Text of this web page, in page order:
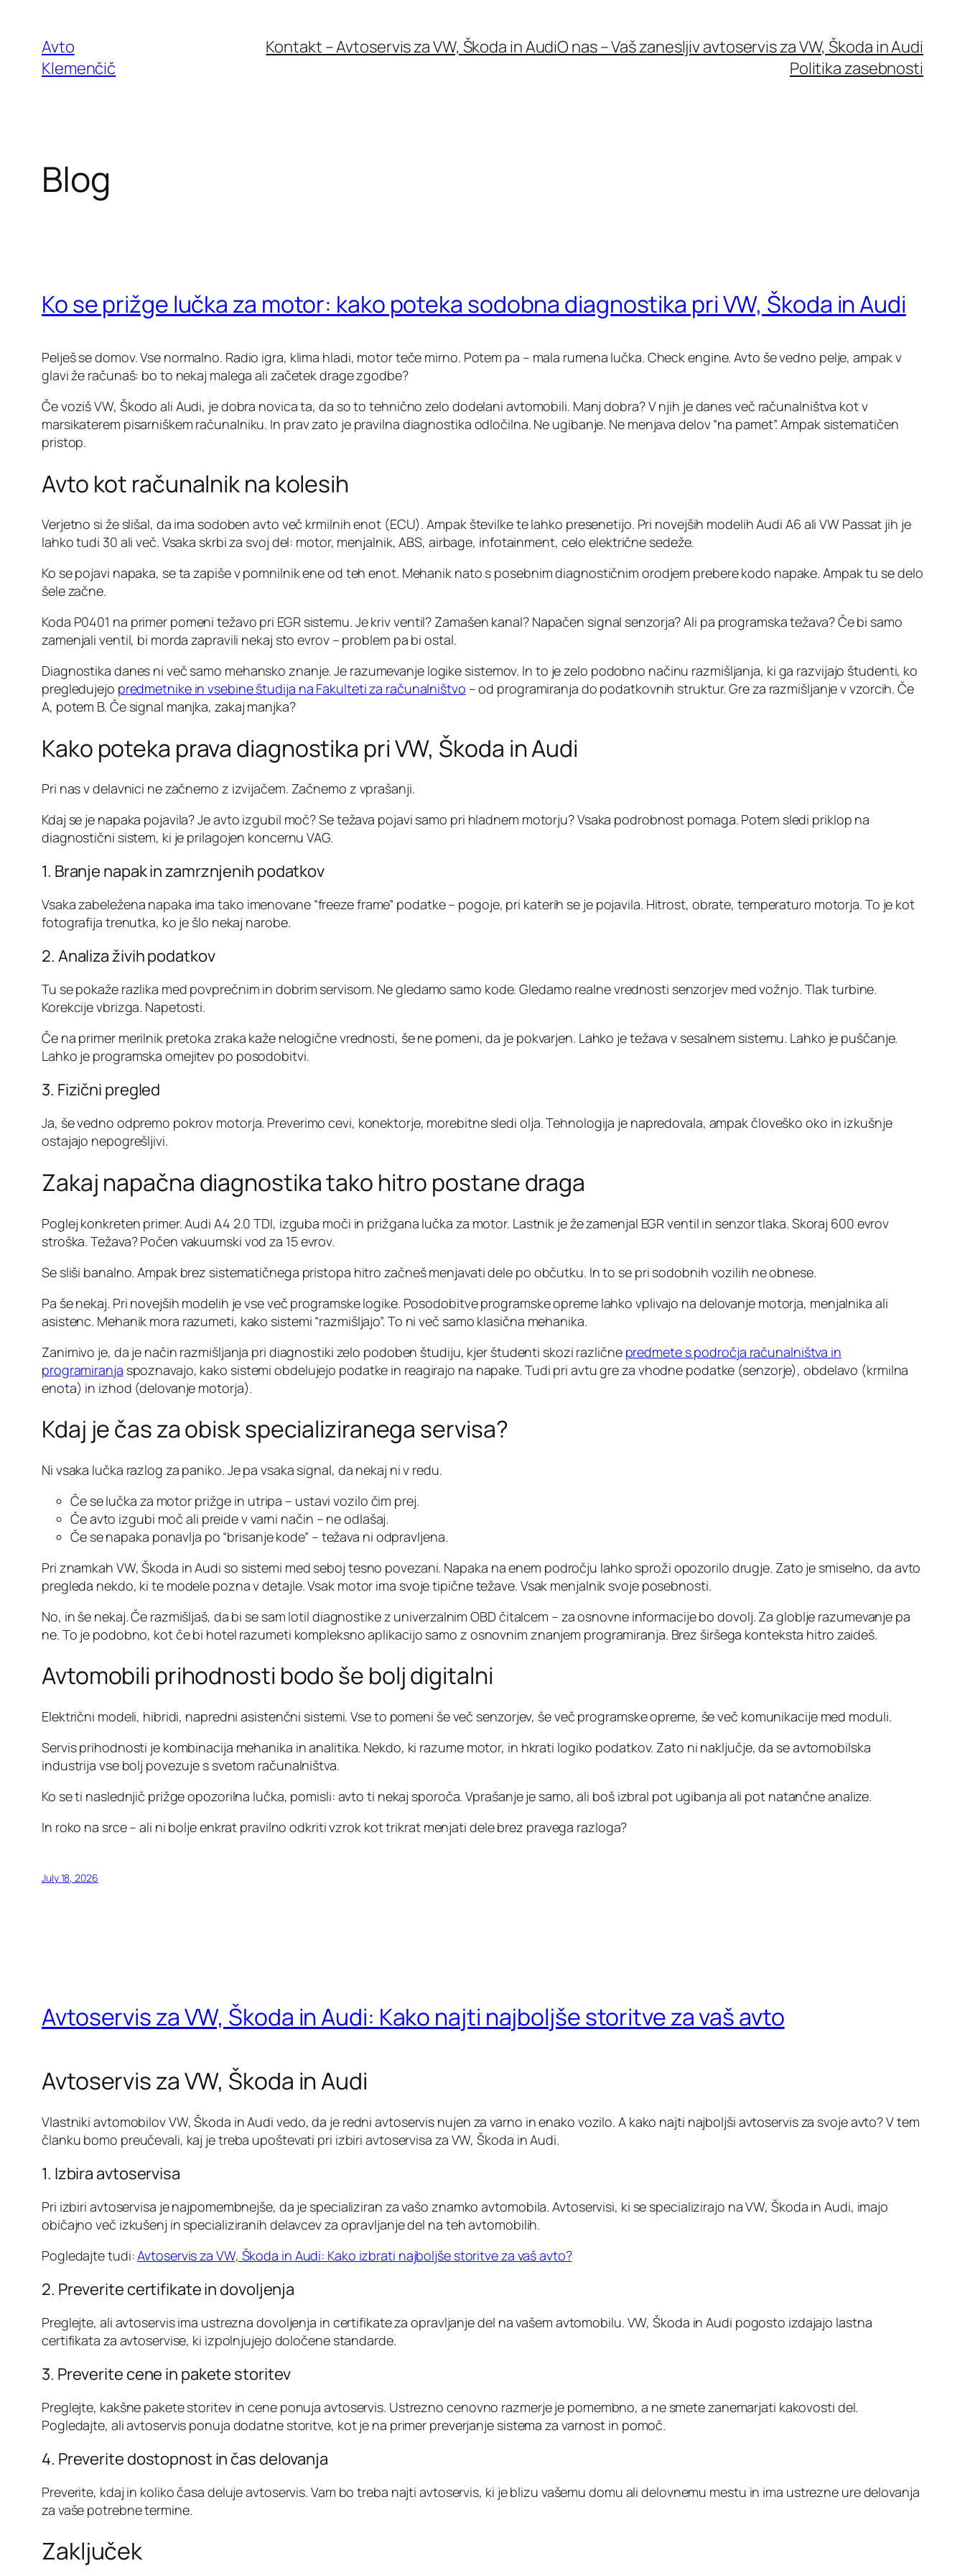
content
Avto
Klemenčič
Kontakt – Avtoservis za VW, Škoda in AudiO nas – Vaš zanesljiv avtoservis za VW, Škoda in Audi
Politika zasebnosti
Blog
Ko se prižge lučka za motor: kako poteka sodobna diagnostika pri VW, Škoda in Audi
Pelješ se domov. Vse normalno. Radio igra, klima hladi, motor teče mirno. Potem pa – mala rumena lučka. Check engine. Avto še vedno pelje, ampak v
glavi že računaš: bo to nekaj malega ali začetek drage zgodbe?
Če voziš VW, Škodo ali Audi, je dobra novica ta, da so to tehnično zelo dodelani avtomobili. Manj dobra? V njih je danes več računalništva kot v
marsikaterem pisarniškem računalniku. In prav zato je pravilna diagnostika odločilna. Ne ugibanje. Ne menjava delov “na pamet”. Ampak sistematičen
pristop.
Avto kot računalnik na kolesih
Verjetno si že slišal, da ima sodoben avto več krmilnih enot (ECU). Ampak številke te lahko presenetijo. Pri novejših modelih Audi A6 ali VW Passat jih je
lahko tudi 30 ali več. Vsaka skrbi za svoj del: motor, menjalnik, ABS, airbage, infotainment, celo električne sedeže.
Ko se pojavi napaka, se ta zapiše v pomnilnik ene od teh enot. Mehanik nato s posebnim diagnostičnim orodjem prebere kodo napake. Ampak tu se delo
šele začne.
Koda P0401 na primer pomeni težavo pri EGR sistemu. Je kriv ventil? Zamašen kanal? Napačen signal senzorja? Ali pa programska težava? Če bi samo
zamenjali ventil, bi morda zapravili nekaj sto evrov – problem pa bi ostal.
Diagnostika danes ni več samo mehansko znanje. Je razumevanje logike sistemov. In to je zelo podobno načinu razmišljanja, ki ga razvijajo študenti, ko
pregledujejo predmetnike in vsebine študija na Fakulteti za računalništvo – od programiranja do podatkovnih struktur. Gre za razmišljanje v vzorcih. Če
A, potem B. Če signal manjka, zakaj manjka?
Kako poteka prava diagnostika pri VW, Škoda in Audi
Pri nas v delavnici ne začnemo z izvijačem. Začnemo z vprašanji.
Kdaj se je napaka pojavila? Je avto izgubil moč? Se težava pojavi samo pri hladnem motorju? Vsaka podrobnost pomaga. Potem sledi priklop na
diagnostični sistem, ki je prilagojen koncernu VAG.
1. Branje napak in zamrznjenih podatkov
Vsaka zabeležena napaka ima tako imenovane “freeze frame” podatke – pogoje, pri katerih se je pojavila. Hitrost, obrate, temperaturo motorja. To je kot
fotografija trenutka, ko je šlo nekaj narobe.
2. Analiza živih podatkov
Tu se pokaže razlika med povprečnim in dobrim servisom. Ne gledamo samo kode. Gledamo realne vrednosti senzorjev med vožnjo. Tlak turbine.
Korekcije vbrizga. Napetosti.
Če na primer merilnik pretoka zraka kaže nelogične vrednosti, še ne pomeni, da je pokvarjen. Lahko je težava v sesalnem sistemu. Lahko je puščanje.
Lahko je programska omejitev po posodobitvi.
3. Fizični pregled
Ja, še vedno odpremo pokrov motorja. Preverimo cevi, konektorje, morebitne sledi olja. Tehnologija je napredovala, ampak človeško oko in izkušnje
ostajajo nepogrešljivi.
Zakaj napačna diagnostika tako hitro postane draga
Poglej konkreten primer. Audi A4 2.0 TDI, izguba moči in prižgana lučka za motor. Lastnik je že zamenjal EGR ventil in senzor tlaka. Skoraj 600 evrov
stroška. Težava? Počen vakuumski vod za 15 evrov.
Se sliši banalno. Ampak brez sistematičnega pristopa hitro začneš menjavati dele po občutku. In to se pri sodobnih vozilih ne obnese.
Pa še nekaj. Pri novejših modelih je vse več programske logike. Posodobitve programske opreme lahko vplivajo na delovanje motorja, menjalnika ali
asistenc. Mehanik mora razumeti, kako sistemi “razmišljajo”. To ni več samo klasična mehanika.
Zanimivo je, da je način razmišljanja pri diagnostiki zelo podoben študiju, kjer študenti skozi različne predmete s področja računalništva in
programiranja spoznavajo, kako sistemi obdelujejo podatke in reagirajo na napake. Tudi pri avtu gre za vhodne podatke (senzorje), obdelavo (krmilna
enota) in izhod (delovanje motorja).
Kdaj je čas za obisk specializiranega servisa?
Ni vsaka lučka razlog za paniko. Je pa vsaka signal, da nekaj ni v redu.
Če se lučka za motor prižge in utripa – ustavi vozilo čim prej.
Če avto izgubi moč ali preide v varni način – ne odlašaj.
Če se napaka ponavlja po “brisanje kode” – težava ni odpravljena.
Pri znamkah VW, Škoda in Audi so sistemi med seboj tesno povezani. Napaka na enem področju lahko sproži opozorilo drugje. Zato je smiselno, da avto
pregleda nekdo, ki te modele pozna v detajle. Vsak motor ima svoje tipične težave. Vsak menjalnik svoje posebnosti.
No, in še nekaj. Če razmišljaš, da bi se sam lotil diagnostike z univerzalnim OBD čitalcem – za osnovne informacije bo dovolj. Za globlje razumevanje pa
ne. To je podobno, kot če bi hotel razumeti kompleksno aplikacijo samo z osnovnim znanjem programiranja. Brez širšega konteksta hitro zaideš.
Avtomobili prihodnosti bodo še bolj digitalni
Električni modeli, hibridi, napredni asistenčni sistemi. Vse to pomeni še več senzorjev, še več programske opreme, še več komunikacije med moduli.
Servis prihodnosti je kombinacija mehanika in analitika. Nekdo, ki razume motor, in hkrati logiko podatkov. Zato ni naključje, da se avtomobilska
industrija vse bolj povezuje s svetom računalništva.
Ko se ti naslednjič prižge opozorilna lučka, pomisli: avto ti nekaj sporoča. Vprašanje je samo, ali boš izbral pot ugibanja ali pot natančne analize.
In roko na srce – ali ni bolje enkrat pravilno odkriti vzrok kot trikrat menjati dele brez pravega razloga?
July 18, 2026
Avtoservis za VW, Škoda in Audi: Kako najti najboljše storitve za vaš avto
Avtoservis za VW, Škoda in Audi
Vlastniki avtomobilov VW, Škoda in Audi vedo, da je redni avtoservis nujen za varno in enako vozilo. A kako najti najboljši avtoservis za svoje avto? V tem
članku bomo preučevali, kaj je treba upoštevati pri izbiri avtoservisa za VW, Škoda in Audi.
1. Izbira avtoservisa
Pri izbiri avtoservisa je najpomembnejše, da je specializiran za vašo znamko avtomobila. Avtoservisi, ki se specializirajo na VW, Škoda in Audi, imajo
običajno več izkušenj in specializiranih delavcev za opravljanje del na teh avtomobilih.
Pogledajte tudi:Avtoservis za VW, Škoda in Audi: Kako izbrati najboljše storitve za vaš avto?
2. Preverite certifikate in dovoljenja
Preglejte, ali avtoservis ima ustrezna dovoljenja in certifikate za opravljanje del na vašem avtomobilu. VW, Škoda in Audi pogosto izdajajo lastna
certifikata za avtoservise, ki izpolnjujejo določene standarde.
3. Preverite cene in pakete storitev
Preglejte, kakšne pakete storitev in cene ponuja avtoservis. Ustrezno cenovno razmerje je pomembno, a ne smete zanemarjati kakovosti del.
Pogledajte, ali avtoservis ponuja dodatne storitve, kot je na primer preverjanje sistema za varnost in pomoč.
4. Preverite dostopnost in čas delovanja
Preverite, kdaj in koliko časa deluje avtoservis. Vam bo treba najti avtoservis, ki je blizu vašemu domu ali delovnemu mestu in ima ustrezne ure delovanja
za vaše potrebne termine.
Zaključek